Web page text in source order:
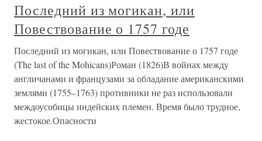
Последний из могикан, или
Повествование о 1757 годе
Последний из могикан, или Повествование о 1757 годе
(The last of the Mohicans)Роман (1826)В войнах между
англичанами и французами за обладание американскими
землями (1755–1763) противники не раз использовали
междоусобицы индейских племен. Время было трудное,
жестокое.Опасности